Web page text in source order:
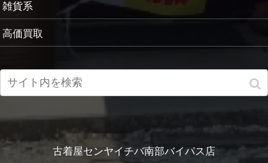
雑貨系
高価買取
古着屋センヤイチバ南部バイパス店